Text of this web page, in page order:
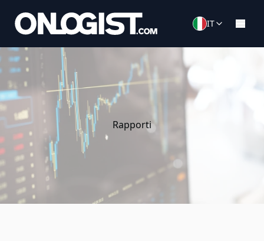
IT
Rapporti